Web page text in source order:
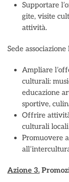
Supportare
gite, visite
attività.
Sede associazione
Ampliare
culturali:
educazione
sportive,
Offrire
culturali
Promuovere
Azione 3.